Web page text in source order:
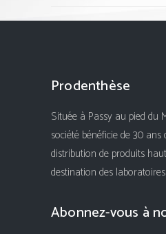
Prodenthèse
Située à Passy au pied du
société bénéficie de 30 ans
distribution de produits
destination des
Abonnez-vous à